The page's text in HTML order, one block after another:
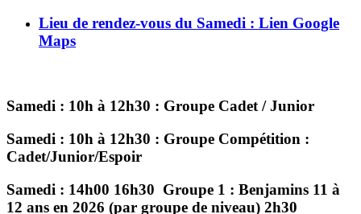
Lieu de rendez-vous du Samedi : Lien Google
Maps
Samedi : 10h à 12h30 : Groupe Cadet / Junior
Samedi : 10h à 12h30 : Groupe Compétition :
Cadet/Junior/Espoir
Samedi : 14h00 16h30 Groupe 1 : Benjamins 11 à
12 ans en 2026 (par groupe de niveau) 2h30